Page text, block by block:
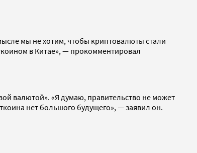
мы не хотим, чтобы криптовалюты стали
в Китае», — прокомментировал
валютой». «Я думаю, правительство не может
нет большого будущего», — заявил он.